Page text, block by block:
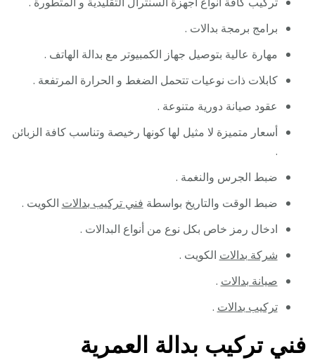
برامج برمجة بدالات .
مهارة عالية بتوصيل جهاز الكمبيوتر مع بدالة الهاتف .
كابلات ذات نوعيات تتحمل الضغط و الحرارة المرتفعة .
عقود صيانة دورية متنوعة .
أسعار متميزة لا مثيل لها كونها رخيصة وتناسب كافة الزبائن
.
ضبط الجرس والنغمة .
ضبط الوقت والتاريخ بواسطة فني تركيب بدالات الكويت .
ادخال رمز خاص بكل نوع من أنواع البدالات .
شركة بدالات الكويت .
صيانة بدالات .
تركيب بدالات .
فني تركيب بدالة العمرية